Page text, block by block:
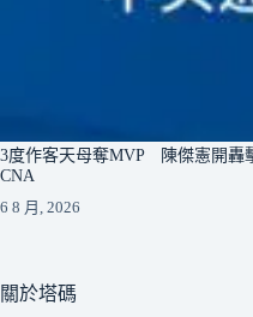
3度作客天母奪MVP 陳傑憲開轟
CNA
6 8 月, 2026
關於塔碼